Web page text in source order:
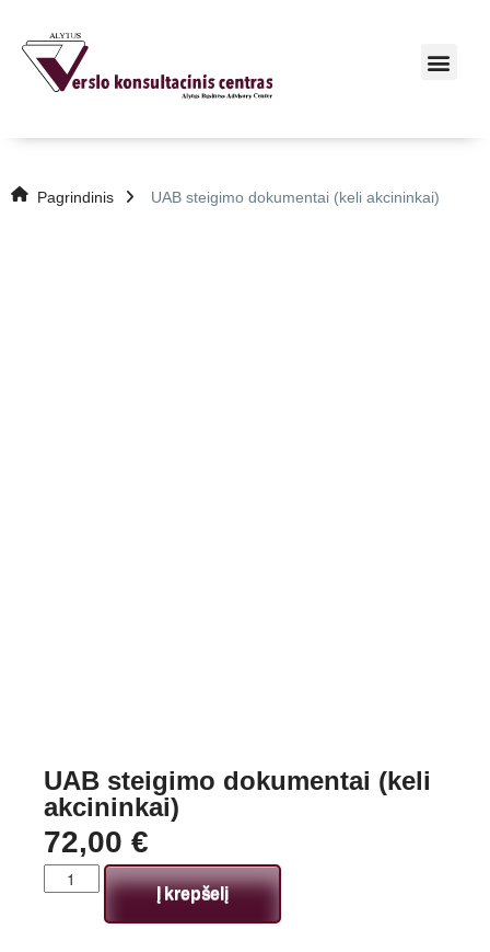
Pagrindinis UAB steigimo dokumentai (keli akcininkai)
UAB steigimo dokumentai (keli
akcininkai)
72,00 €
Į krepšelį